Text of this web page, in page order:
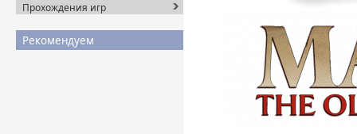
Прохождения игр
Рекомендуем